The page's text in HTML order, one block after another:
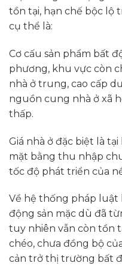
tồn tại, hạn chế bộc lộ
cụ thể là:
Cơ cấu sản phẩm bất
phương, khu vực còn
nhà ở trung, cao cấp
nguồn cung nhà ở xã
thấp.
Giá nhà ở đặc biệt là
mặt bằng thu nhập
tốc độ phát triển của
Về hệ thống pháp luật
động sản mặc dù đã
tuy nhiên vẫn còn tồn
chéo, chưa đồng bộ
cản trở thị trường bất